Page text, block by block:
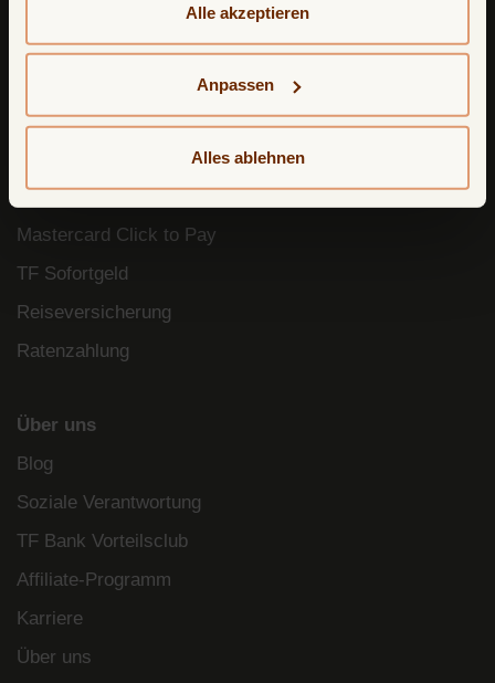
finden Sie in unsererDatenschutzerklärung
Cookie-Policy. Das Impressum können Siehier
Alle akzeptieren
Anpassen
Alles ablehnen
TF Bank Mobile App
Apple Pay
Freunde werben Freunde
Mastercard ID Check
Mastercard Click to Pay
TF Sofortgeld
Reiseversicherung
Ratenzahlung
Über uns
Blog
Soziale Verantwortung
TF Bank Vorteilsclub
Affiliate-Programm
Karriere
Über uns